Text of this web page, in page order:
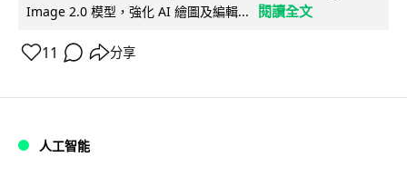
Image 2.0 模型，強化 AI 繪圖及編輯...
閱讀全文
11 分享
人工智能